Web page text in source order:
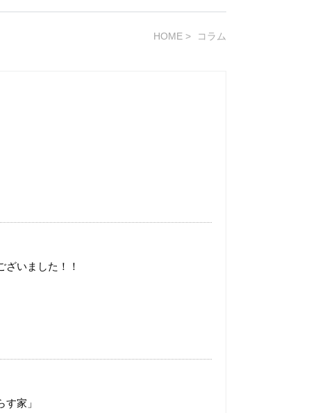
HOME コラム
いました！！
家」